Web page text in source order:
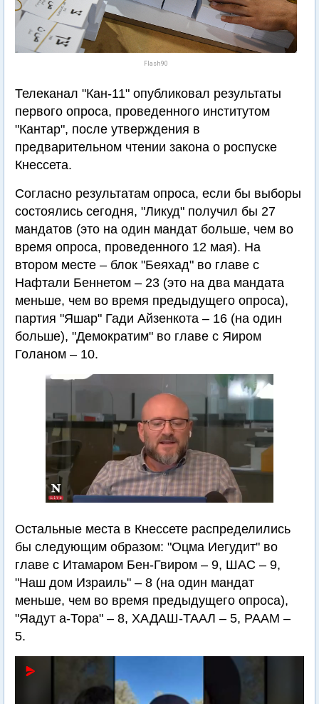
Flash90
Телеканал "Кан-11" опубликовал результаты
первого опроса, проведенного институтом
"Кантар", после утверждения в
предварительном чтении закона о роспуске
Кнессета.
Согласно результатам опроса, если бы выборы
состоялись сегодня, "Ликуд" получил бы 27
мандатов (это на один мандат больше, чем во
время опроса, проведенного 12 мая). На
втором месте – блок "Беяхад" во главе с
Нафтали Беннетом – 23 (это на два мандата
меньше, чем во время предыдущего опроса),
партия "Яшар" Гади Айзенкота – 16 (на один
больше), "Демократим" во главе с Яиром
Голаном – 10.
Остальные места в Кнессете распределились
бы следующим образом: "Оцма Иегудит" во
главе с Итамаром Бен-Гвиром – 9, ШАС – 9,
"Наш дом Израиль" – 8 (на один мандат
меньше, чем во время предыдущего опроса),
"Яадут а-Тора" – 8, ХАДАШ-ТААЛ – 5, РААМ –
5.